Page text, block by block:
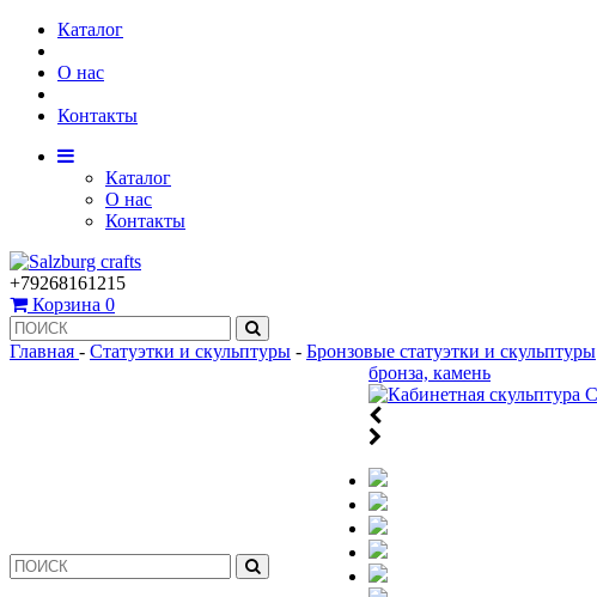
Каталог
О нас
Контакты
Каталог
О нас
Контакты
+79268161215
Корзина 0
Главная - Статуэтки и скульптуры - Бронзовые статуэтки и скульптуры
бронза, камень